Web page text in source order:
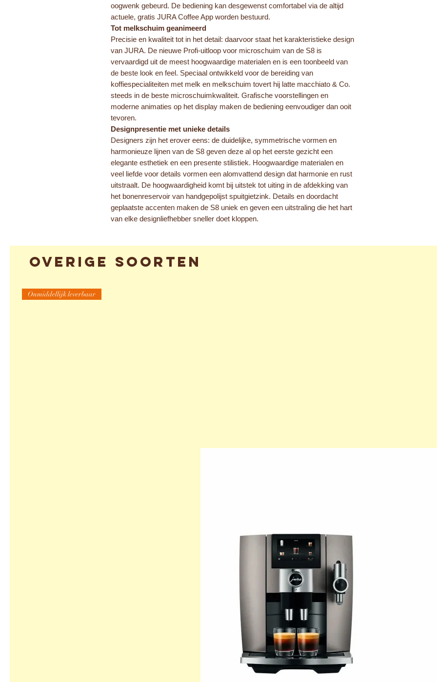
oogwenk gebeurd. De bediening kan desgewenst comfortabel via de altijd
actuele, gratis JURA Coffee App worden bestuurd.
Tot melkschuim geanimeerd
Precisie en kwaliteit tot in het detail: daarvoor staat het karakteristieke design
van JURA. De nieuwe Profi-uitloop voor microschuim van de S8 is
vervaardigd uit de meest hoogwaardige materialen en is een toonbeeld van
de beste look en feel. Speciaal ontwikkeld voor de bereiding van
koffiespecialiteiten met melk en melkschuim tovert hij latte macchiato & Co.
steeds in de beste microschuimkwaliteit. Grafische voorstellingen en
moderne animaties op het display maken de bediening eenvoudiger dan ooit
tevoren.
Designpresentie met unieke details
Designers zijn het erover eens: de duidelijke, symmetrische vormen en
harmonieuze lijnen van de S8 geven deze al op het eerste gezicht een
elegante esthetiek en een presente stilistiek. Hoogwaardige materialen en
veel liefde voor details vormen een alomvattend design dat harmonie en rust
uitstraalt. De hoogwaardigheid komt bij uitstek tot uiting in de afdekking van
het bonenreservoir van handgepolijst spuitgietzink. Details en doordacht
geplaatste accenten maken de S8 uniek en geven een uitstraling die het hart
van elke designliefhebber sneller doet kloppen.
Overige soorten
Onmiddellijk leverbaar